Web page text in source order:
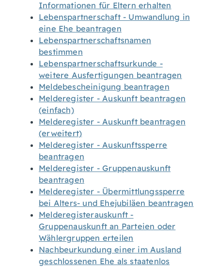
Informationen für Eltern erhalten
Lebenspartnerschaft - Umwandlung in
eine Ehe beantragen
Lebenspartnerschaftsnamen
bestimmen
Lebenspartnerschaftsurkunde -
weitere Ausfertigungen beantragen
Meldebescheinigung beantragen
Melderegister - Auskunft beantragen
(einfach)
Melderegister - Auskunft beantragen
(erweitert)
Melderegister - Auskunftssperre
beantragen
Melderegister - Gruppenauskunft
beantragen
Melderegister - Übermittlungssperre
bei Alters- und Ehejubiläen beantragen
Melderegisterauskunft -
Gruppenauskunft an Parteien oder
Wählergruppen erteilen
Nachbeurkundung einer im Ausland
geschlossenen Ehe als staatenlos